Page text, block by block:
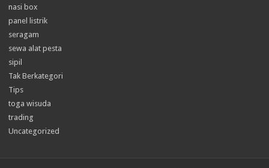
nasi box
panel listrik
seragam
sewa alat pesta
sipil
Tak Berkategori
Tips
toga wisuda
trading
Uncategorized